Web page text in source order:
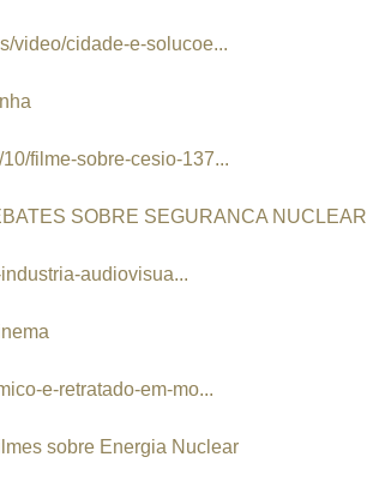
video/cidade-e-solucoe...
filme-sobre-cesio-137...
SOBRE SEGURANCA NUCLEAR
audiovisua...
e-retratado-em-mo...
sobre Energia Nuclear